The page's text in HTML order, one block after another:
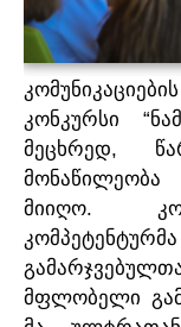
კომუნიკაციების
კონკურსი “
მეცხრედ,
მონაწილეობა
მიიღო.
კომპეტენტურმა
მფლობელი